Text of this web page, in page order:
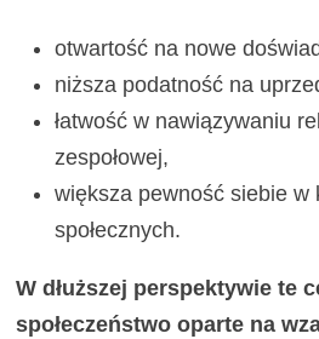
otwartość na nowe
niższa podatność na
łatwość w nawiązywaniu
zespołowej,
większa pewność siebie w
społecznych.
W dłuższej perspektywie te
społeczeństwo oparte na